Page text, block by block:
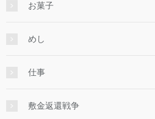
お菓子
めし
仕事
敷金返還戦争